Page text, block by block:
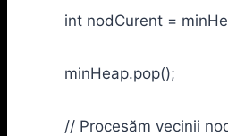
int nodCurent =
minHeap.pop();
// Procesăm vecinii